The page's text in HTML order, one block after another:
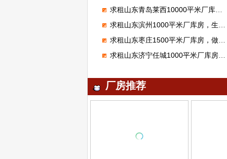
求租山东青岛莱西10000平米厂库房，做物流仓储
求租山东滨州1000平米厂库房，生产车厢
求租山东枣庄1500平米厂库房，做家具
求租山东济宁任城1000平米厂库房，做机械加工
厂房推荐